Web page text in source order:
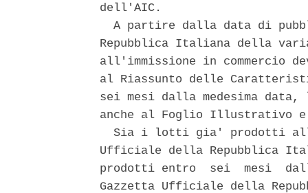
dell'AIC.
A partire dalla data di
Repubblica Italiana della
all'immissione in commercio
al Riassunto delle
sei mesi dalla medesima
anche al Foglio Illustrativo
Sia i lotti gia' prodotti
Ufficiale della Repubblica
prodotti entro  sei  mesi
Gazzetta Ufficiale della